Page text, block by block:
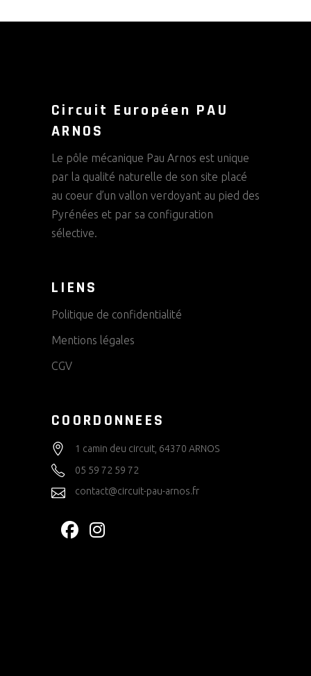
Circuit Européen PAU
ARNOS
Le pôle mécanique Pau Arnos est unique
par la qualité naturelle de son site placé
au coeur d’un vallon verdoyant au pied des
Pyrénées et par sa configuration
sélective.
LIENS
Politique de confidentialité
Mentions légales
CGV
COORDONNEES
1 camin deu circuit, 64370 ARNOS
05 59 72 59 72
contact@circuit-pau-arnos.fr